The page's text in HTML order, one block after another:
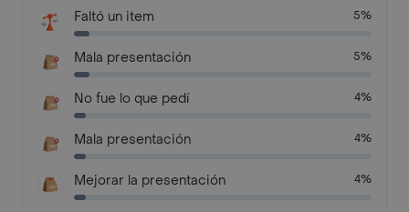
Faltó un item 5%
Mala presentación 5%
No fue lo que pedí 4%
Mala presentación 4%
Mejorar la presentación 4%